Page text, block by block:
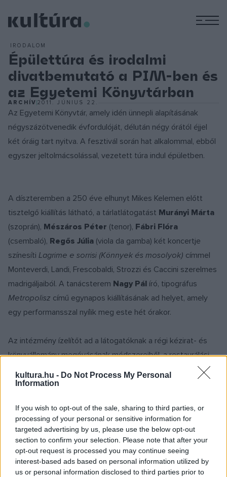
kultura.hu - Do Not Process My Personal
Information
If you wish to opt-out of the sale, sharing to third parties, or
processing of your personal or sensitive information for
targeted advertising by us, please use the below opt-out
section to confirm your selection. Please note that after your
opt-out request is processed you may continue seeing
interest-based ads based on personal information utilized by
us or personal information disclosed to third parties prior to
IRODALOM
Épülettúra és irodalmi
divatbemutató a PIM-ben és
az Egyetemi Könyvtárban
ARCHÍV2011. JÚNIUS 22.
Az Egyetemi Könyvtár, amely idén ünnepli alapításának
négyszázötvenedik évfordulóját, délután négy órától éjjel
két óráig tart nyitva. A fesztivál során hat alkalommal, ebből
egyszer jeltolmácsolással, vezetett túra indul épületben.
A díszteremben a 250 éve elhunyt Mikes Kelemen előtt
tisztelgő kiállítás látható, a tárlatlátogatást Murányi Márta
(szoprán), Mészáros Péter (tenor), Fábri Flóra
(csembaló), Regős Júlia (viola da gamba) két koncertje
színesíti Lagrime e sorrisi (Könnyek és mosolyok) címmel
Monteverdi, Landi, Frescobaldi, Strozzi és Caccini szerelmes
madrigáljaiból. A tanácsterem Nagy Pál író, tipográfus
Metropolisz című egynapos kiállításának ad helyet, amely
egy performansszal nyílik meg este hét órakor.
Az intézmény ízelítőt ad a látogatóknak a régi kézirat- és
könyvállomány megóvásának módszereiből, a restaurálási
és a digitalizációs munkákból, az olvasóteremben pedig
bárki kipróbálhatja, milyen kihívásokkal küzdenek a
Az aulában kedvezményes áron lesznek kaphatók az
Egyetemi Könyvtár és Levéltár kiadványai, például az ELTE
375 éves jubileumára tavaly megjelent, több mint
háromszáz fotóval illusztrált képes egyetemtörténeti könyv